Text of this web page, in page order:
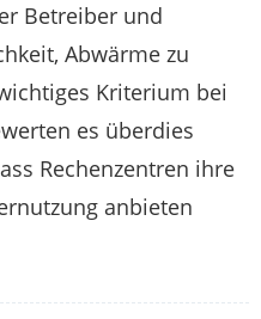
Betreiber und
Abwärme zu
Kriterium bei
es überdies
Rechenzentren ihre
anbieten